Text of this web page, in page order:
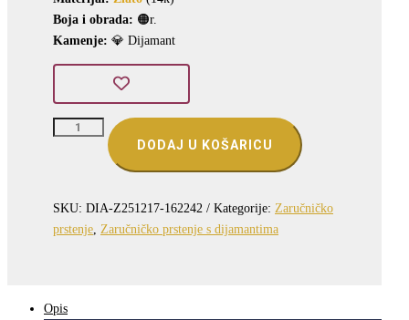
je:
2.182,36 €.
Boja i obrada: 🟠r.
Kamenje: 💎 Dijamant
ZLATNI
ZARUČNI
162242)
količina
DODAJ U KOŠARICU
SKU: DIA-Z251217-162242 Kategorije: Zaručničko
prstenje Zaručničko prstenje s dijamantima
Opis